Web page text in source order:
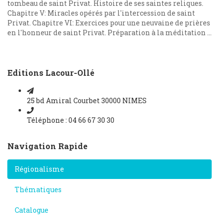
tombeau de saint Privat. Histoire de ses saintes reliques.
Chapitre V: Miracles opérés par l'intercession de saint
Privat. Chapitre VI: Exercices pour une neuvaine de prières
en l'honneur de saint Privat. Préparation à la méditation ...
Editions Lacour-Ollé
25 bd Amiral Courbet 30000 NIMES
Téléphone : 04 66 67 30 30
Navigation Rapide
Régionalisme
Thématiques
Catalogue